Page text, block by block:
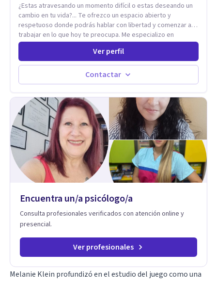
¿Estas atravesando un momento difícil o estas deseando un
cambio en tu vida?... Te ofrezco un espacio abierto y
respetuoso donde podrás hablar con libertad y comenzar a
trabajar en lo que hoy te preocupa. Me especializo en
Trastornos de Ansiedad y a lo largo de mi experiencia
profesional he acompañado a muchas Familias y Parejas con
distintas problemáticas como el manejo del estrés,
Autoestima, Gestión de la Ira, Depresión, Retos en la Crianza,
Codependencia, Celos, entre otros. Cuento con más de 12
trabajado en distintos contextos clínicos con niños,
Adolescentes y Adultos
Ver perfil
Contactar
Encuentra un/a psicólogo/a
Consulta profesionales verificados con atención online y
presencial.
Ver profesionales
Melanie Klein profundizó en el estudio del juego como una